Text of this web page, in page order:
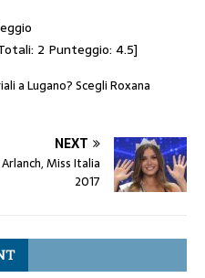
2 Punteggio: 4.5]
a Lugano? Scegli Roxana
NEXT
Miss Italia
2017